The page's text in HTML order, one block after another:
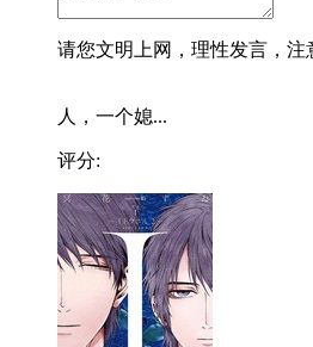
请您文明上网，理性发言，注
人，一个媳...
评分: